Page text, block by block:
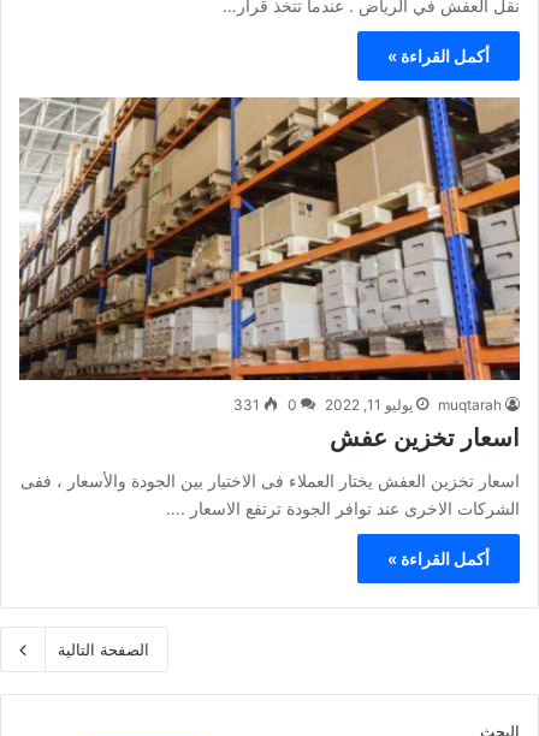
نقل العفش في الرياض . عندما تتخذ قرار…
أكمل القراءة »
muqtarah يوليو 11, 2022 0
331
اسعار تخزين عفش
اسعار تخزين العفش يختار العملاء فى الاختيار بين الجودة والأسعار ، ففى
الشركات الاخرى عند توافر الجودة ترتفع الاسعار .…
أكمل القراءة »
الصفحة التالية
البحث